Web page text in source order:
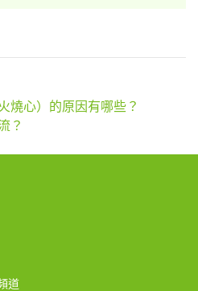
燒心）的原因有哪些？
？
道